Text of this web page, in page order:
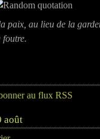
paix, au lieu de la
foutre.
au flux RSS
août